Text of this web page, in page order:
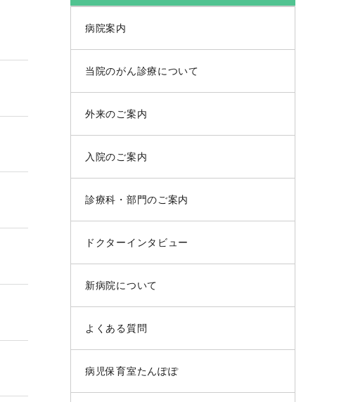
病院案内
当院のがん診療について
外来のご案内
入院のご案内
診療科・部門のご案内
ドクターインタビュー
新病院について
よくある質問
病児保育室たんぽぽ